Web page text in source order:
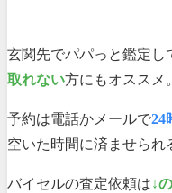
玄関先でパパっと鑑定し
取れない方にもオススメ。
予約は電話かメールで24
空いた時間に済ませられ
バイセルの査定依頼は↓